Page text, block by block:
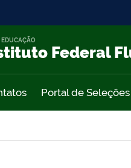
Federal
EDUCAÇÃO
Portal de Seleções